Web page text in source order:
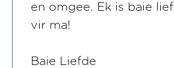
en omgee. Ek is baie lief
vir ma!
Baie Liefde